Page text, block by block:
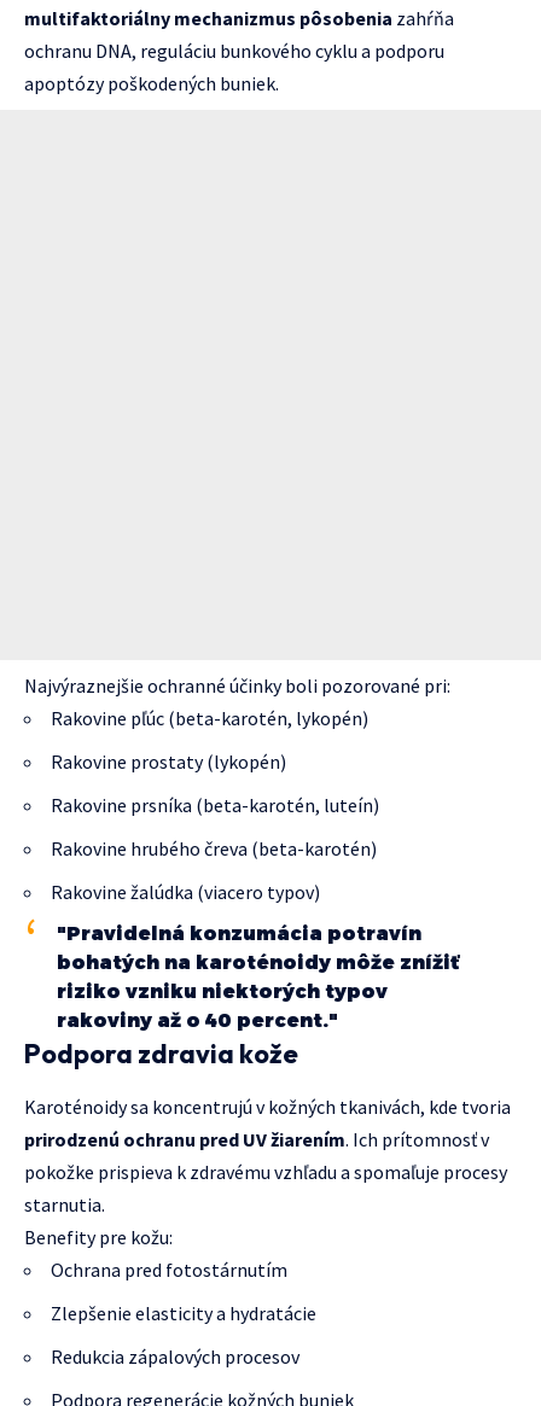
multifaktoriálny mechanizmus pôsobenia zahŕňa
ochranu DNA, reguláciu bunkového cyklu a podporu
apoptózy poškodených buniek.
Najvýraznejšie ochranné účinky boli pozorované pri:
Rakovine pľúc (beta-karotén, lykopén)
Rakovine prostaty (lykopén)
Rakovine prsníka (beta-karotén, luteín)
Rakovine hrubého čreva (beta-karotén)
Rakovine žalúdka (viacero typov)
"Pravidelná konzumácia potravín
bohatých na karoténoidy môže znížiť
riziko vzniku niektorých typov
rakoviny až o 40 percent."
Podpora zdravia kože
Karoténoidy sa koncentrujú v kožných tkanivách, kde tvoria
prirodzenú ochranu pred UV žiarením. Ich prítomnosť v
pokožke prispieva k zdravému vzhľadu a spomaľuje procesy
starnutia.
Benefity pre kožu:
Ochrana pred fotostárnutím
Zlepšenie elasticity a hydratácie
Redukcia zápalových procesov
Podpora regenerácie kožných buniek